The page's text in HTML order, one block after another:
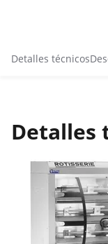
Detalles técnicos
Detalles